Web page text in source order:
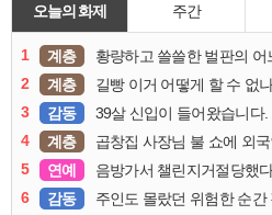
오늘의 화제 주간
1 계층 황량하고 쓸쓸한 벌판의
2
계층 길빵 이거 어떻게 할 수 없
3
감동 39살 신입이 들어왔습니다.
4
계층 곱창집 사장님 불 쇼에 외
5
연예 음방가서 챌린지거절당했
6
감동 주인도 몰랐던 위험한 순